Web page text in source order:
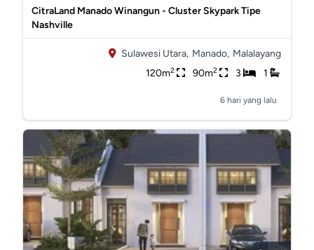
CitraLand Manado Winangun - Cluster Skypark Tipe
Nashville
Sulawesi Utara, Manado, Malalayang
120m2 90m2 3 1
6 hari yang lalu